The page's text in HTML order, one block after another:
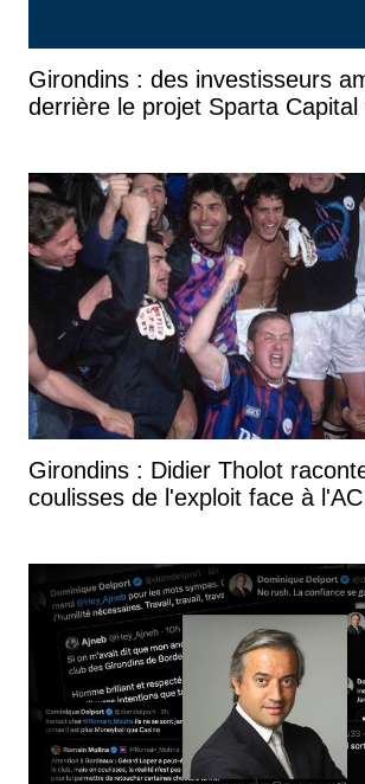
Girondins : des investisseurs
derrière le projet Sparta Capital
Girondins : Didier Tholot
coulisses de l'exploit face à